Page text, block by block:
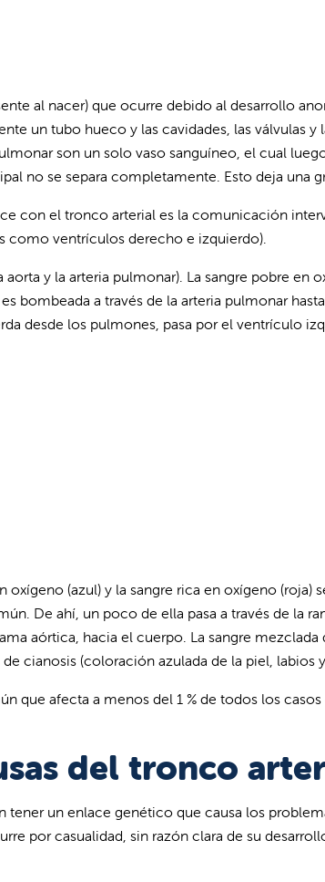
al nacer) que ocurre debido al desarrollo
un tubo hueco y las cavidades, las válvulas y
son un solo vaso sanguíneo, el cual
no se separa completamente. Esto deja una
con el tronco arterial es la comunicación
como ventrículos derecho e izquierdo).
y la arteria pulmonar). La sangre pobre
bombeada a través de la arteria pulmonar
desde los pulmones, pasa por el ventrículo
oxígeno (azul) y la sangre rica en oxígeno
De ahí, un poco de ella pasa a través de la
aórtica, hacia el cuerpo. La sangre
cianosis (coloración azulada de la piel, labios
que afecta a menos del 1 % de todos los
del tronco
un enlace genético que causa los
por casualidad, sin razón clara de su